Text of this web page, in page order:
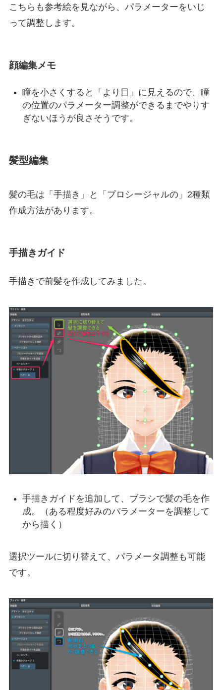
こちらも参考絵を見ながら、パラメーターをいじ
って調整します。
顔編集メモ
瞳を小さくすると「より目」に見えるので、瞳
の位置のパラメーター調整ができるまでやりす
ぎないほうが良さそうです。
髪型編集
髪の毛は「手描き」と「プロシージャルの」2種類
作成方法があります。
手描きガイド
手描きで前髪を作成してみました。
手描きガイドを追加して、ブラシで髪の毛を作
成。（ある程度好みのパラメーターを調整して
から描く）
選択ツールに切り替えて、パラメータ調整も可能
です。